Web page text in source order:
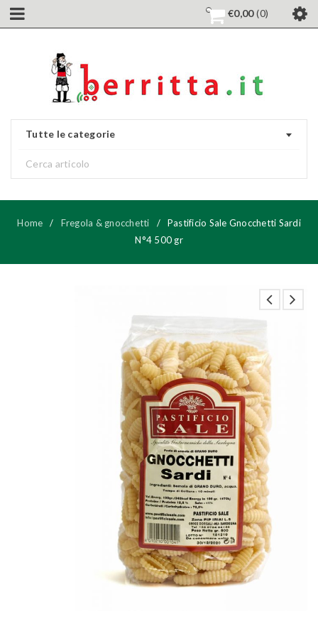
€0,00 0
Tutte le categorie
Home / Fregola & gnocchetti /
Pastificio Sale Gnocchetti Sardi
N°4 500 gr